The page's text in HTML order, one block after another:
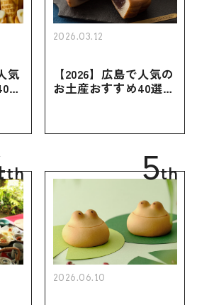
気
選
性
2026.03.12
【2026】広島で人気の
お土産おすすめ40選｜
き用、女性向けまで幅
th 5th
2026.06.10